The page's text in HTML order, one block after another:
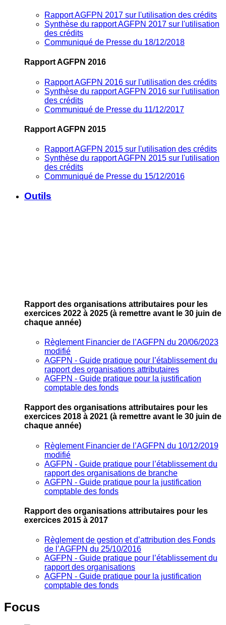
Rapport AGFPN 2017 sur l'utilisation des crédits
Synthèse du rapport AGFPN 2017 sur l'utilisation
des crédits
Communiqué de Presse du 18/12/2018
Rapport AGFPN 2016
Rapport AGFPN 2016 sur l'utilisation des crédits
Synthèse du rapport AGFPN 2016 sur l'utilisation
des crédits
Communiqué de Presse du 11/12/2017
Rapport AGFPN 2015
Rapport AGFPN 2015 sur l'utilisation des crédits
Synthèse du rapport AGFPN 2015 sur l'utilisation
des crédits
Communiqué de Presse du 15/12/2016
Outils
Rapport des organisations attributaires pour les
exercices 2022 à 2025 (à remettre avant le 30 juin de
chaque année)
Règlement Financier de l’AGFPN du 20/06/2023
modifié
AGFPN ‐ Guide pratique pour l’établissement du
rapport des organisations attributaires
AGFPN ‐ Guide pratique pour la justification
comptable des fonds
Rapport des organisations attributaires pour les
exercices 2018 à 2021 (à remettre avant le 30 juin de
chaque année)
Règlement Financier de l’AGFPN du 10/12/2019
modifié
AGFPN ‐ Guide pratique pour l’établissement du
rapport des organisations de branche
AGFPN ‐ Guide pratique pour la justification
comptable des fonds
Rapport des organisations attributaires pour les
exercices 2015 à 2017
Règlement de gestion et d’attribution des Fonds
de l’AGFPN du 25/10/2016
AGFPN ‐ Guide pratique pour l’établissement du
rapport des organisations
AGFPN ‐ Guide pratique pour la justification
comptable des fonds
Focus